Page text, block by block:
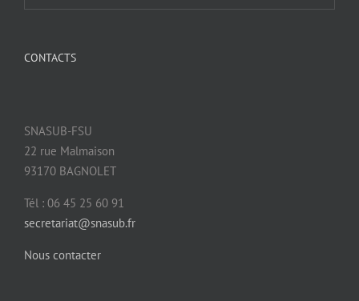
CONTACTS
SNASUB-FSU
22 rue Malmaison
93170 BAGNOLET
Tél : 06 45 25 60 91
secretariat@snasub.fr
Nous contacter